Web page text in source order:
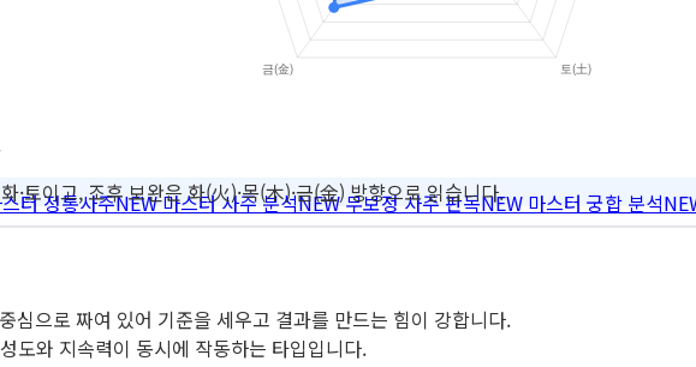
터 정통사주NEW 마스터 사주 분석NEW 무보정 사주 판독NEW 마스터 궁합 분석
토이고, 조후 보완은 화(火)·목(木)·금(金) 방향으로 읽습니다.
중심으로 짜여 있어 기준을 세우고 결과를 만드는 힘이 강합니다.
도와 지속력이 동시에 작동하는 타입입니다.